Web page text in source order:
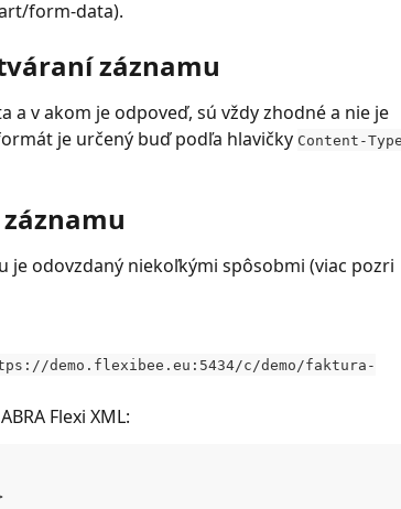
form-data).
záznamu
a v akom je odpoveď, sú vždy zhodné a nie je
je určený buď podľa hlavičky Content-Type
odovzdaný niekoľkými spôsobmi (viac pozri
demo.flexibee.eu:5434/c/demo/faktura-
Flexi XML: